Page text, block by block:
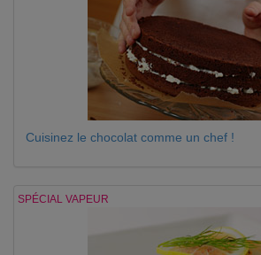
Cuisinez le chocolat comme un chef !
SPÉCIAL VAPEUR